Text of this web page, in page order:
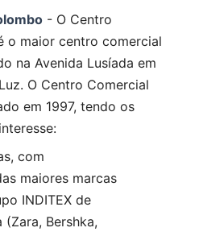
- O Centro
o maior centro comercial
na Avenida Lusíada em
O Centro Comercial
em 1997, tendo os
com
maiores marcas
INDITEX de
Bershka,